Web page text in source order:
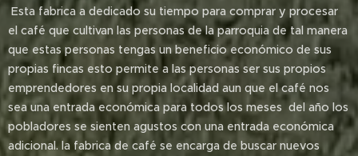
Esta fabrica a dedicado su tiempo para comprar y procesar
el café que cultivan las personas de la parroquia de tal manera
que estas personas tengas un beneficio económico de sus
propias fincas esto permite a las personas ser sus propios
emprendedores en su propia localidad aun que el café nos
sea una entrada económica para todos los meses del año los
pobladores se sienten agustos con una entrada económica
adicional. la fabrica de café se encarga de buscar nuevos